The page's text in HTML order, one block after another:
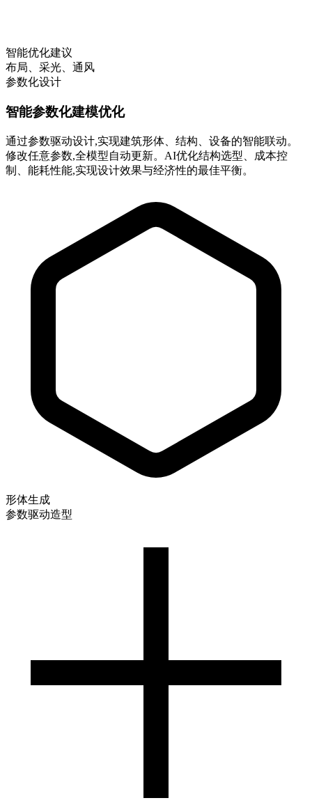
智能优化建议
布局、采光、通风
参数化设计
智能参数化建模优化
通过参数驱动设计,实现建筑形体、结构、设备的智能联动。
修改任意参数,全模型自动更新。AI优化结构选型、成本控
制、能耗性能,实现设计效果与经济性的最佳平衡。
形体生成
参数驱动造型